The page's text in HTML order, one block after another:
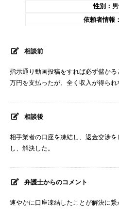
性別：
依頼者情報：
相談前
指示通り動画投稿をすれば必ず儲か
万円を支払ったが、全く収入が得られ
相談後
相手業者の口座を凍結し、返金交渉
し、解決した。
弁護士からのコメント
速やかに口座凍結したことが解決に繋